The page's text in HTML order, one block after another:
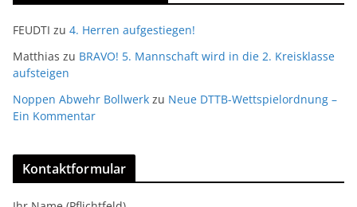
FEUDTI zu 4. Herren aufgestiegen!
Matthias zu BRAVO! 5. Mannschaft wird in die 2. Kreisklasse
aufsteigen
Noppen Abwehr Bollwerk zu Neue DTTB-Wettspielordnung –
Ein Kommentar
Kontaktformular